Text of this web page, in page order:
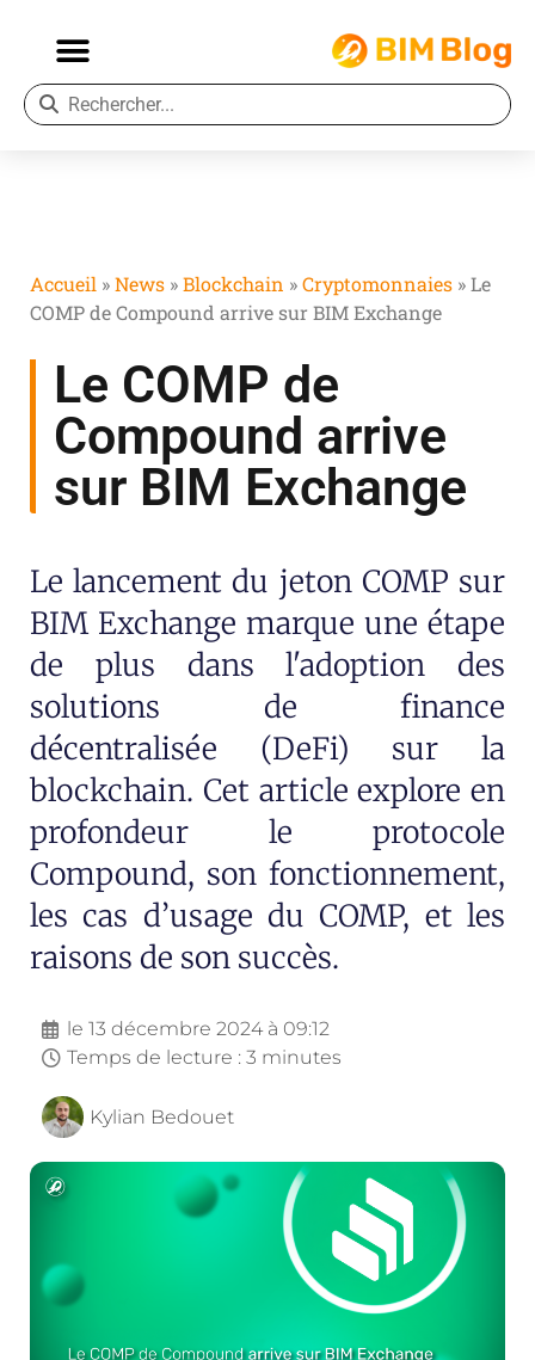
Accueil »News »Blockchain »Cryptomonnaies »Le
COMP de Compound arrive sur BIM Exchange
Le COMP de
Compound arrive
sur BIM Exchange
Le lancement du jeton COMP sur
BIM Exchange marque une étape
de plus dans l'adoption des
solutions de finance
décentralisée (DeFi) sur la
blockchain. Cet article explore en
profondeur le protocole
Compound, son fonctionnement,
les cas d’usage du COMP, et les
raisons de son succès.
le 13 décembre 2024 à 09:12
Temps de lecture : 3 minutes
Kylian Bedouet